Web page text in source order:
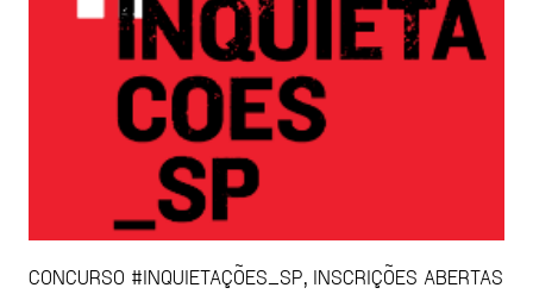
CONCURSO #INQUIETAÇÕES_SP, INSCRIÇÕES ABERTAS